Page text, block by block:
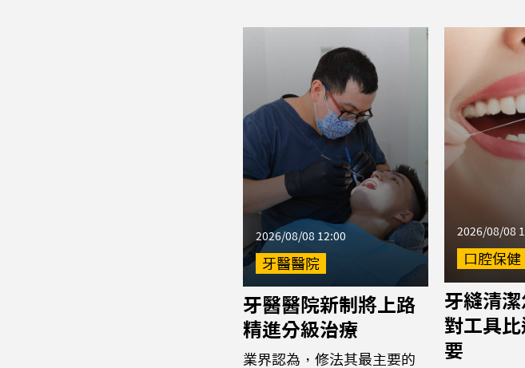
2026/08/08 12:00
牙醫醫院
牙醫醫院新制將上路
精進分級治療
業界認為，修法其最主要的
2026/08/08
口腔保健
牙縫清
對工具
要